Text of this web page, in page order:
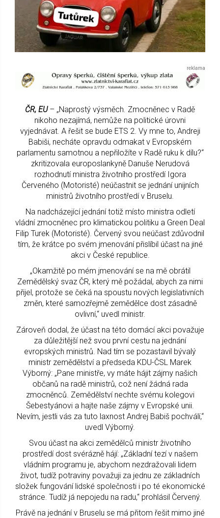
ČR, EU – „Naprostý výsměch. Zmocněnec v Radě
nikoho nezajímá, nemůže na politické úrovni
vyjednávat. A řešit se bude ETS 2. Vy mne to, Andreji
Babiši, necháte opravdu odmakat v Evropském
parlamentu samotnou a nepřiložíte v Radě ruku k dílu?“
zkritizovala europoslankyně Danuše Nerudová
rozhodnutí ministra životního prostředí Igora
Červeného (Motoristé) neúčastnit se jednání unijních
ministrů životního prostředí v Bruselu.
Na nadcházející jednání totiž místo ministra odletí
vládní zmocněnec pro klimatickou politiku a Green Deal
Filip Turek (Motoristé). Červený svou neúčast zdůvodnil
tím, že krátce po svém jmenování přislíbil účast na jiné
akci v České republice.
„Okamžitě po mém jmenování se na mě obrátil
Zemědělský svaz ČR, který mě požádal, abych za nimi
přijel, protože se čeká na spoustu nových legislativních
změn, které samozřejmě zemědělce dost zásadně
ovlivní,“ uvedl ministr.
Zároveň dodal, že účast na této domácí akci považuje
za důležitější než svou první cestu na jednání
evropských ministrů. Nad tím se pozastavil bývalý
ministr zemědělství a předseda KDU-ČSL Marek
Výborný: „Pane ministře, vy máte hájit zájmy našich
občanů na radě ministrů, což není žádná rada
zmocněnců. Zemědělství nechte svému kolegovi
Šebestyánovi a hajte naše zájmy v Evropské unii.
Nevím, jestli vás za tuto laxnost Andrej Babiš pochválí,“
uvedl Výborný.
Svou účast na akci zemědělců ministr životního
prostředí dost svérázně hájí: „Základní tezí v našem
vládním programu je, abychom nezdražovali lidem
život, tudíž potraviny považuji za jednu ze základních
složek fungování lidské společnosti i po té ekonomické
stránce. Tudíž já nepojedu na radu,“ prohlásil Červený.
Právě na jednání v Bruselu se má přitom řešit mimo jiné